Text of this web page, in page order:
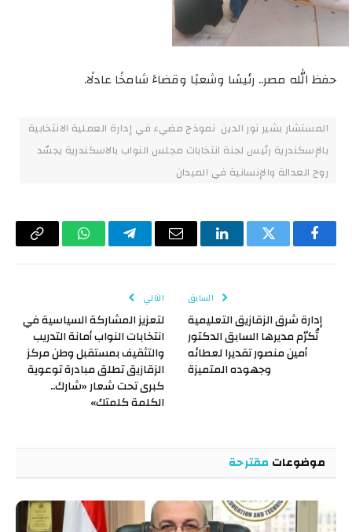
حفظ الله مصر.. رئيسًا وشعبًا وقضاءً شامخًا عادلًا.
المستشار بشير نور الدين نموذج مضيء في إدارة العملية الانتخابية
بالإسكندرية رئيس لجنة انتخابات مجلس النواب بالاسكندرية يجسّد
روح العدالة والإنسانية في الميدان
فيسبوكتويتر لينكدإن البريد
تيلقرام واتسابCopy
السابق
إدارة شرق الزقازيق التعليمية
تُكرّم مديرها السابق الدكتور
أمين منصور تقديرا لعطائه
وجهوده المتميزة
التالي
لتعزيز المشاركة السياسية في
انتخابات النواب أمانة التدريب
والتثقيف بمستقبل وطن مركز
الزقازيق تطلق مبادرة توعوية
كبرى تحت شعار «شارك..
الكلمة كلمتك»
موضوعات مقترحة